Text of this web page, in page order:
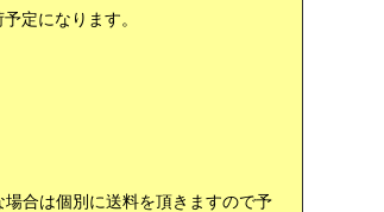
定になります。
合は個別に送料を頂きますので予